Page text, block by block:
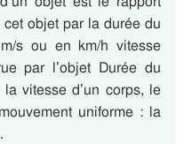
objet par la durée du
s ou en km/h vitesse
par l’objet Durée du
vitesse d’un corps, le
uniforme : la